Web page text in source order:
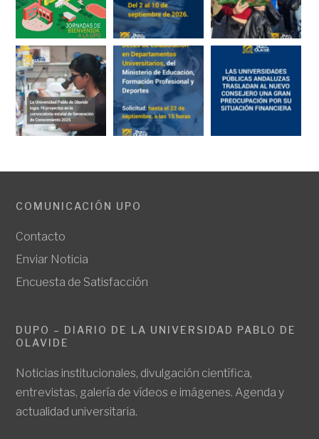
COMUNICACIÓN UPO
Contacto
Enviar Noticia
Encuesta de Satisfacción
DUPO – DIARIO DE LA UNIVERSIDAD PABLO DE
OLAVIDE
Noticias institucionales, divulgación científica,
entrevistas, galería de vídeos e imágenes. Agenda y
actualidad universitaria.